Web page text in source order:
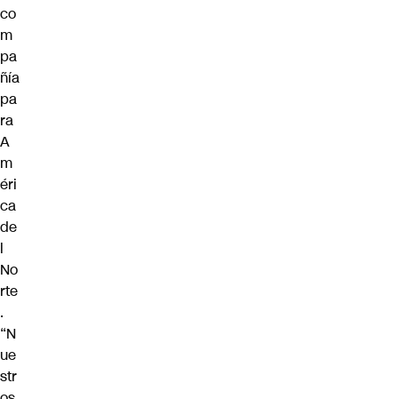
co
m
pa
ñía
pa
ra
A
m
éri
ca
de
l
No
rte
.
“N
ue
str